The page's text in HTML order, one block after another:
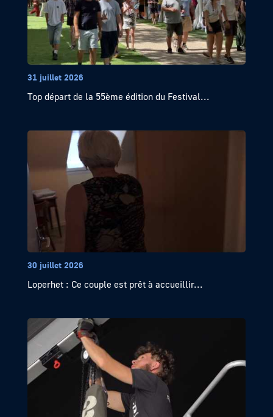
31 juillet 2026
Top départ de la 55ème édition du Festival...
30 juillet 2026
Loperhet : Ce couple est prêt à accueillir...